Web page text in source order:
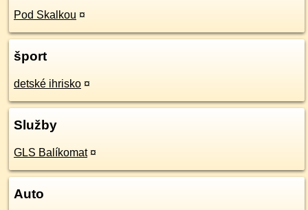
Pod Skalkou ¤
šport
detské ihrisko ¤
Služby
GLS Balíkomat ¤
Auto